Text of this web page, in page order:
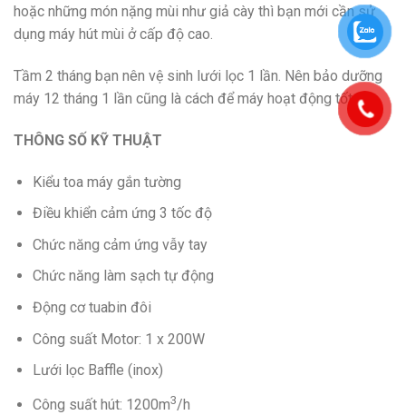
hoặc những món nặng mùi như giả cày thì bạn mới cần sử
dụng máy hút mùi ở cấp độ cao.
Tầm 2 tháng bạn nên vệ sinh lưới lọc 1 lần. Nên bảo dưỡng
máy 12 tháng 1 lần cũng là cách để máy hoạt động tốt hơn.
THÔNG SỐ KỸ THUẬT
Kiểu toa máy gắn tường
Điều khiển cảm ứng 3 tốc độ
Chức năng cảm ứng vẫy tay
Chức năng làm sạch tự động
Động cơ tuabin đôi
Công suất Motor: 1 x 200W
Lưới lọc Baffle (inox)
Công suất hút: 1200m3/h